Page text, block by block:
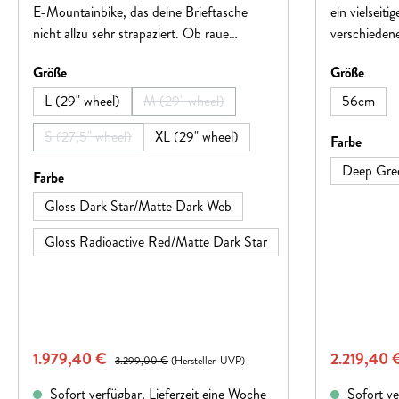
E-Mountainbike, das deine Brieftasche
nicht allzu sehr strapaziert. Ob raue
mit seinem robusten Aluminiumrahmen,
der leistungsfähigen Federgabel und dem
starken Bosch Performance Line CX
Motor ist es bereit für jeden deiner Wege
zuverlässig hinauf.
Größeauswählen
L (29" wheel)
M (29" wheel)
(Diese Option ist zurzeit nicht verfügbar.)
S (27,5" wheel)
(Diese Option ist zurzeit nicht verfügbar.)
XL (29" wheel)
Farbeauswählen
Gloss Dark Star/Matte Dark Web
Gloss Radioactive Red/Matte Dark Star
Verkaufspreis:
1.979,40 € Regulärer Preis:
3.299,00 €(Hersteller-UVP)
Sofort verfügbar, Lieferzeit eine Woche
ein
Federgabel
Die breiten
SUV-
und erhöhte
die
Größe
56cm
Farbe
Deep
2.219,40
Sofort